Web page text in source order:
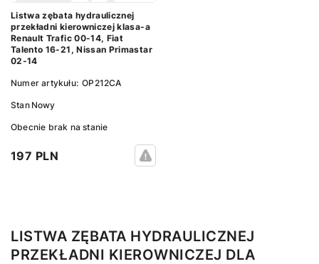
Listwa zębata hydraulicznej
przekładni kierowniczej klasa-a
Renault Trafic 00-14, Fiat
Talento 16-21, Nissan Primastar
02-14
Numer artykułu: OP212CA
Stan Nowy
Obecnie brak na stanie
197 PLN
LISTWA ZĘBATA HYDRAULICZNEJ
PRZEKŁADNI KIEROWNICZEJ DLA